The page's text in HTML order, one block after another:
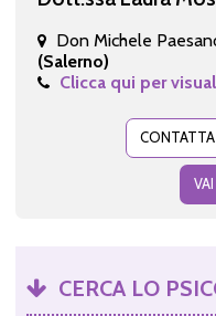
Don Michele
(Salerno)
Clicca qui per
CERCA LO